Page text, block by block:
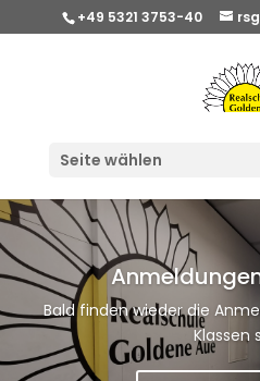
+49 5321 3753-40
Seite wählen
Bald finden wieder die
Klassen